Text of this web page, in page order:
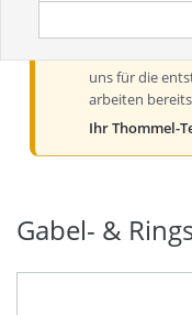
Liebe
Preis- und
uns für die
arbeiten
Ihr Thommel-
Gabel- &